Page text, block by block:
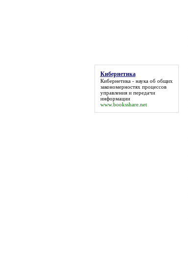
Кибернетика
Кибернетика- наука об общих
закономерностях процессов
управления и передачи
информации
www.booksshare.net